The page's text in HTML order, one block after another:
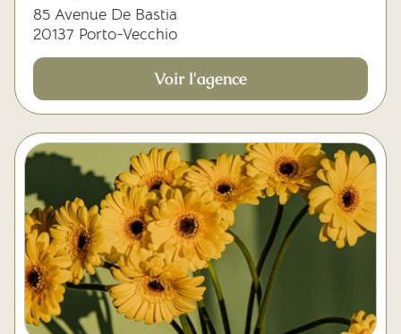
85 Avenue De Bastia
20137 Porto-Vecchio
Voir l'agence